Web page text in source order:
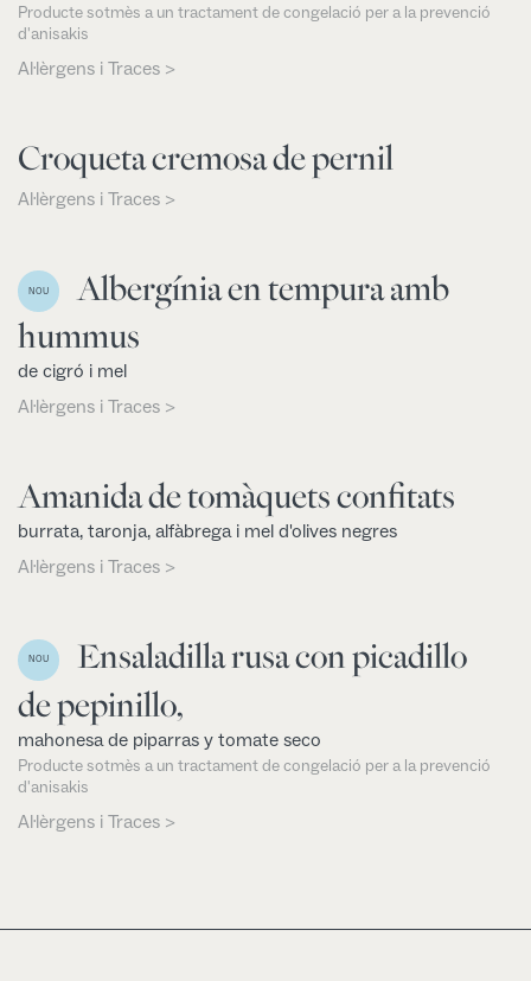
Producte sotmès a un tractament de congelació per a la prevenció
d'anisakis
Al·lèrgens i Traces >
Croqueta cremosa de pernil
Al·lèrgens i Traces >
NOU
Albergínia en tempura amb
hummus
de cigró i mel
Al·lèrgens i Traces >
Amanida de tomàquets confitats
burrata, taronja, alfàbrega i mel d'olives negres
Al·lèrgens i Traces >
NOU
Ensaladilla rusa con picadillo
de pepinillo,
mahonesa de piparras y tomate seco
Producte sotmès a un tractament de congelació per a la prevenció
d'anisakis
Al·lèrgens i Traces >